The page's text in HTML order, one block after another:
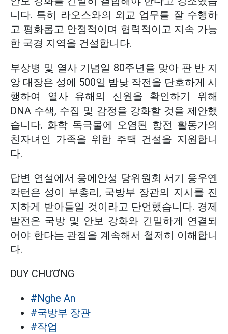
니다. 특히 라오스와의 외교 업무를 잘 수행하
고 평화롭고 안정적이며 협력적이고 지속 가능
한 국경 지역을 건설합니다.
부상병 및 열사 기념일 80주년을 맞아 판 반 지
앙 대장은 성에 500일 밤낮 작전을 단호하게 시
행하여 열사 유해의 신원을 확인하기 위해
DNA 수색, 수집 및 감정을 강화할 것을 제안했
습니다. 화학 독극물에 오염된 항전 활동가의
친자녀인 가족을 위한 주택 건설을 지원합니
다.
답변 연설에서 응에안성 당위원회 서기 응우옌
칵턴은 성이 부총리, 국방부 장관의 지시를 진
지하게 받아들일 것이라고 단언했습니다. 경제
발전은 국방 및 안보 강화와 긴밀하게 연결되
어야 한다는 관점을 계속해서 철저히 이해합니
다.
DUY CHƯƠNG
#Nghe An
#국방부 장관
#작업